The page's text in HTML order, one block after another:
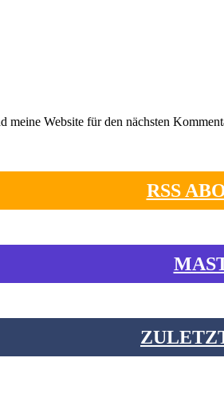
meine Website für den nächsten
RSS